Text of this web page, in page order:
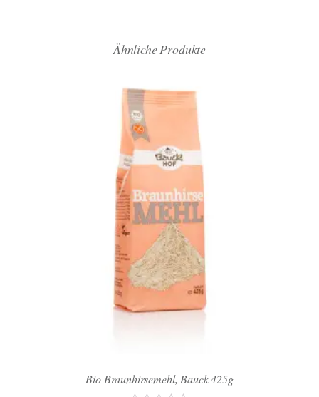
Ähnliche Produkte
Bio Braunhirsemehl, Bauck 425g